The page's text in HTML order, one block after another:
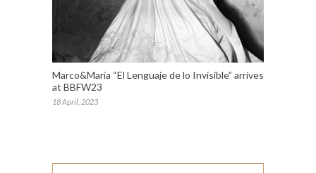
Marco&María “El Lenguaje de lo Invisible” arrives
at BBFW23
18 April, 2023